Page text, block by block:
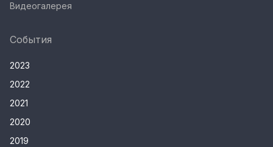
Видеогалерея
События
2023
2022
2021
2020
2019